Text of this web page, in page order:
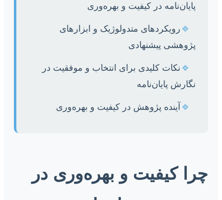
پایان‌نامه در کیفیت و بهره‌وری
🔹 رویکردهای متدولوژیک و ابزارهای
پژوهشی پیشنهادی
🔹 نکات کلیدی برای انتخاب و موفقیت در
نگارش پایان‌نامه
🔹آینده پژوهش در کیفیت و بهره‌وری
چرا کیفیت و بهره‌وری در